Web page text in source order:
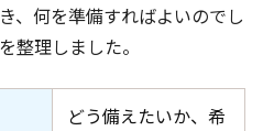
、何を準備すればよいのでし
整理しました。
どう備えたいか、希